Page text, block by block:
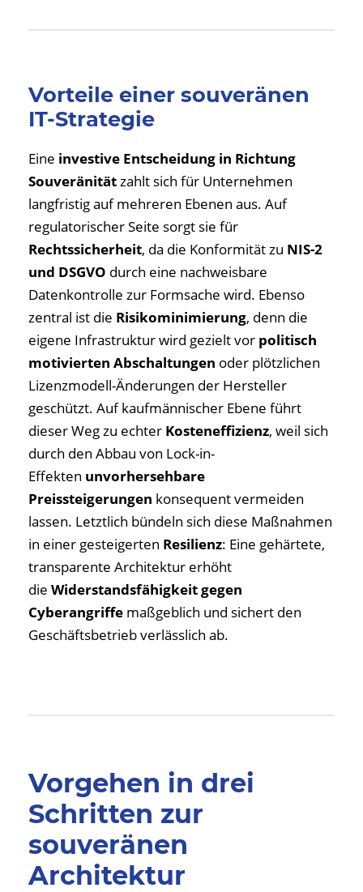
Vorteile einer souveränen
IT-Strategie
Eine investive Entscheidung in Richtung
Souveränitätzahlt sich für Unternehmen
langfristig auf mehreren Ebenen aus. Auf
regulatorischer Seite sorgt sie für
Rechtssicherheit, da die Konformität zu NIS-2
und DSGVO durch eine nachweisbare
Datenkontrolle zur Formsache wird. Ebenso
zentral ist die Risikominimierung, denn die
eigene Infrastruktur wird gezielt vor politisch
motivierten Abschaltungen oder plötzlichen
Lizenzmodell-Änderungen der Hersteller
geschützt. Auf kaufmännischer Ebene führt
dieser Weg zu echter Kosteneffizienz, weil sich
durch den Abbau von Lock-in-
Effekten unvorhersehbare
Preissteigerungen konsequent vermeiden
lassen. Letztlich bündeln sich diese Maßnahmen
in einer gesteigerten Resilienz: Eine gehärtete,
transparente Architektur erhöht
die Widerstandsfähigkeit gegen
Cyberangriffe maßgeblich und sichert den
Geschäftsbetrieb verlässlich ab.
Vorgehen in drei
Schritten zur
souveränen
Architektur